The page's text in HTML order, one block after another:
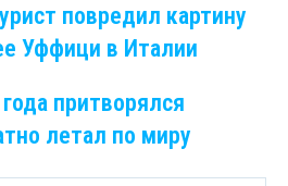
повредил картину
Уффици в Италии
притворялся
летал по миру